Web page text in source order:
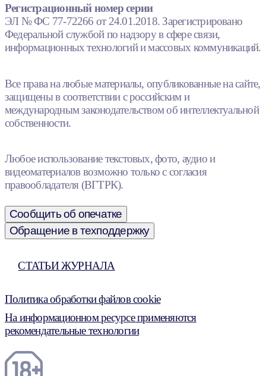
Регистрационный номер серии
ЭЛ № ФС 77-72266 от 24.01.2018. Зарегистрировано
Федеральной службой по надзору в сфере связи,
информационных технологий и массовых коммуникаций.
Все права на любые материалы, опубликованные на сайте,
защищены в соответствии с российским и
международным законодательством об интеллектуальной
собственности.
Любое использование текстовых, фото, аудио и
видеоматериалов возможно только с согласия
правообладателя (ВГТРК).
Сообщить об опечатке
Обращение в техподдержку
СТАТЬИ ЖУРНАЛА
Политика обработки файлов cookie
На информационном ресурсе применяются
рекомендательные технологии